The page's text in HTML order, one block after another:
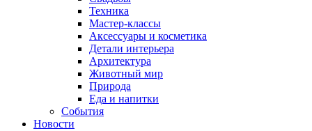
Техника
Мастер-классы
Аксессуары и косметика
Детали интерьера
Архитектура
Животный мир
Природа
Еда и напитки
События
Новости